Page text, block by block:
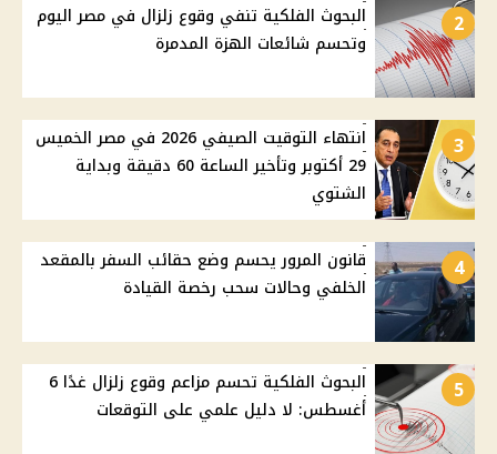
2
البحوث الفلكية تنفي وقوع زلزال في مصر اليوم
وتحسم شائعات الهزة المدمرة
3
انتهاء التوقيت الصيفي 2026 في مصر الخميس
29 أكتوبر وتأخير الساعة 60 دقيقة وبداية
الشتوي
4
قانون المرور يحسم وضع حقائب السفر بالمقعد
الخلفي وحالات سحب رخصة القيادة
5
البحوث الفلكية تحسم مزاعم وقوع زلزال غدًا 6
أغسطس: لا دليل علمي على التوقعات